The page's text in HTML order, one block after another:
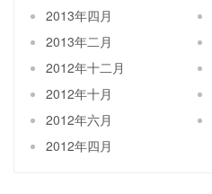
2013年四月
2013年二月
2012年十二月
2012年十月
2012年六月
2012年四月